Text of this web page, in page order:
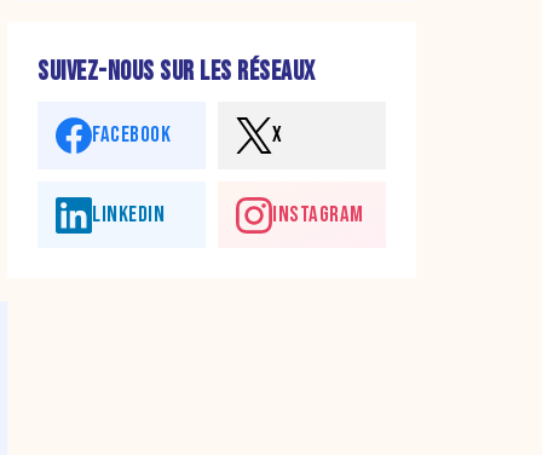
SUIVEZ-NOUS SUR LES RÉSEAUX
FACEBOOK X
LINKEDIN INSTAGRAM